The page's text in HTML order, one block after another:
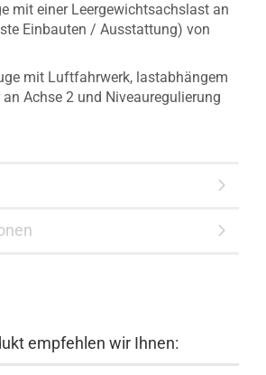
mit einer Leergewichtsachslast an
Einbauten / Ausstattung) von
mit Luftfahrwerk, lastabhängem
Achse 2 und Niveauregulierung
empfehlen wir Ihnen: